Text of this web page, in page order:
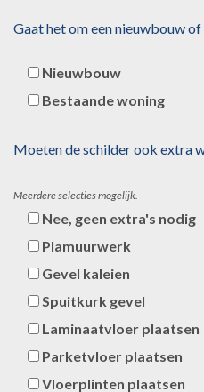
Gaat het om een nieuwbouw
Nieuwbouw
Bestaande woning
Moeten de schilder ook extra
Meerdere selecties mogelijk.
Nee, geen extra's nodig
Plamuurwerk
Gevel kaleien
Spuitkurk gevel
Laminaatvloer plaatsen
Parketvloer plaatsen
Vloerplinten plaatsen